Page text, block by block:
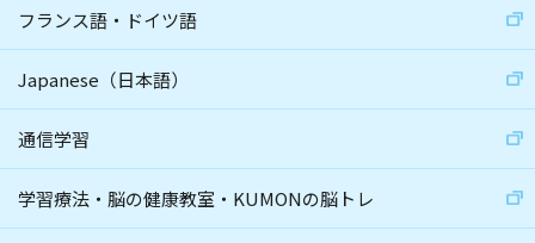
フランス語・ドイツ語
Japanese（日本語）
通信学習
学習療法・脳の健康教室・KUMONの脳トレ